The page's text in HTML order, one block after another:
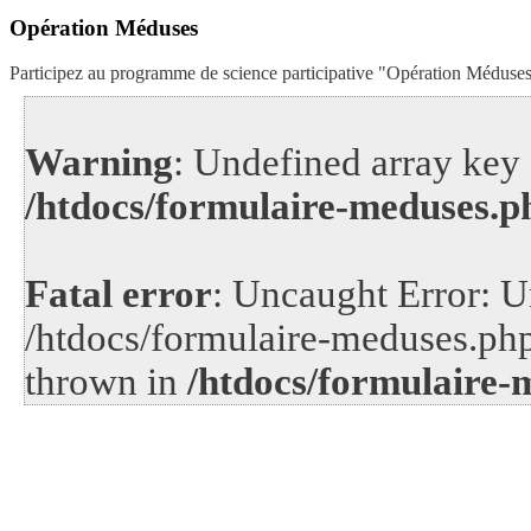
Opération Méduses
Participez au programme de science participative "Opération
Warning: Undefined array
/htdocs/formulaire-
Fatal error: Uncaught Error:
/htdocs/formulaire-
thrown in/htdocs/formulaire-